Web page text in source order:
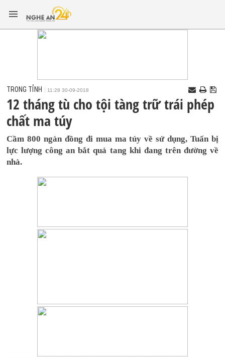
TRONG TỈNH 11:28 30-09-2018
12 tháng tù cho tội tàng trữ trái phép
chất ma túy
Cầm 800 ngàn đồng đi mua ma túy về sử dụng, Tuấn bị
lực lượng công an bắt quả tang khi đang trên đường về
nhà.